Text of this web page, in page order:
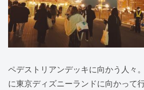
ペデストリアンデッキに向かう人々
に東京ディズニーランドに向かって行